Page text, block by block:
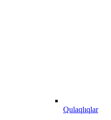
Qulaqlıqlar